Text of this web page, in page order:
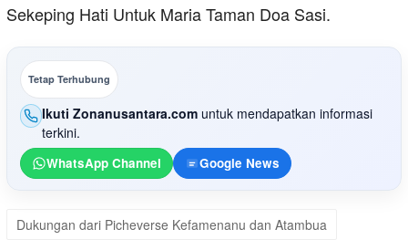
Sekeping Hati Untuk Maria Taman Doa Sasi.
Tetap Terhubung
Ikuti Zonanusantara.com untuk mendapatkan informasi
terkini.
WhatsApp Channel Google News
Dukungan dari Picheverse Kefamenanu dan Atambua